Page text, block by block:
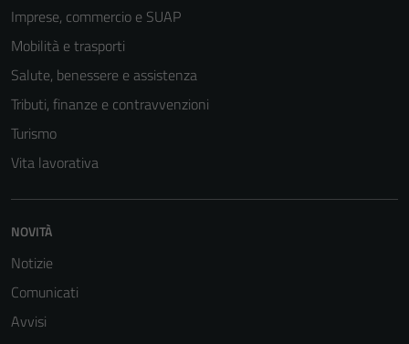
Imprese, commercio e SUAP
Mobilità e trasporti
Salute, benessere e assistenza
Tributi, finanze e contravvenzioni
Turismo
Vita lavorativa
NOVITÀ
Notizie
Comunicati
Avvisi